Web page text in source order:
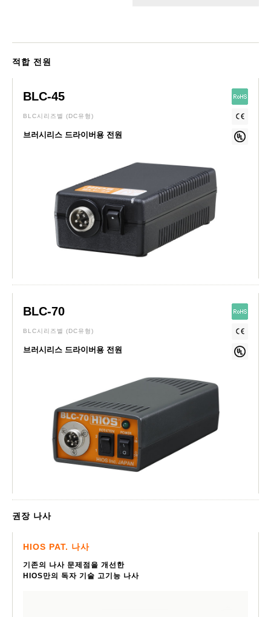
적합 전원
BLC-45
BLC시리즈별 (DC유형)
브러시리스 드라이버용 전원
BLC-70
BLC시리즈별 (DC유형)
브러시리스 드라이버용 전원
권장 나사
HIOS PAT. 나사
기존의 나사 문제점을 개선한
HIOS만의 독자 기술 고기능 나사